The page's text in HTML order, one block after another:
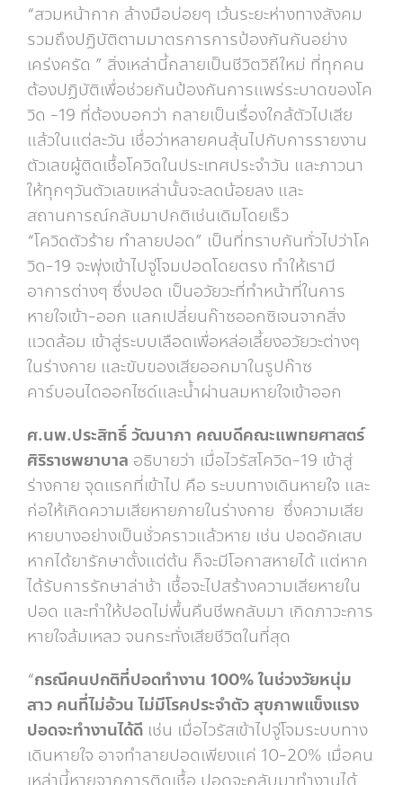
“สวมหน้ากาก ล้างมือบ่อยๆ เว้นระยะห่างทางสังคม
รวมถึงปฏิบัติตามมาตรการการป้องกันกันอย่าง
เคร่งครัด ” สิ่งเหล่านี้กลายเป็นชีวิตวิถีใหม่ ที่ทุกคน
ต้องปฏิบัติเพื่อช่วยกันป้องกันการแพร่ระบาดของโค
วิด -19 ที่ต้องบอกว่า กลายเป็นเรื่องใกล้ตัวไปเสีย
แล้วในแต่ละวัน เชื่อว่าหลายคนลุ้นไปกับการรายงาน
ตัวเลขผู้ติดเชื้อโควิดในประเทศประจำวัน และภาวนา
ให้ทุกๆวันตัวเลขเหล่านั้นจะลดน้อยลง และ
สถานการณ์กลับมาปกติเช่นเดิมโดยเร็ว
“โควิดตัวร้าย ทำลายปอด” เป็นที่ทราบกันทั่วไปว่าโค
วิด-19 จะพุ่งเข้าไปจู่โจมปอดโดยตรง ทำให้เรามี
อาการต่างๆ ซึ่งปอด เป็นอวัยวะที่ทำหน้าที่ในการ
หายใจเข้า-ออก แลกเปลี่ยนก๊าซออกซิเจนจากสิ่ง
แวดล้อม เข้าสู่ระบบเลือดเพื่อหล่อเลี้ยงอวัยวะต่างๆ
ในร่างกาย และขับของเสียออกมาในรูปก๊าซ
คาร์บอนไดออกไซด์และน้ำผ่านลมหายใจเข้าออก
ศ.นพ.ประสิทธิ์ วัฒนาภา คณบดีคณะแพทยศาสตร์
ศิริราชพยาบาล อธิบายว่า เมื่อไวรัสโควิด-19 เข้าสู่
ร่างกาย จุดแรกที่เข้าไป คือ ระบบทางเดินหายใจ และ
ก่อให้เกิดความเสียหายภายในร่างกาย ซึ่งความเสีย
หายบางอย่างเป็นชั่วคราวแล้วหาย เช่น ปอดอักเสบ
หากได้ยารักษาตั้งแต่ต้น ก็จะมีโอกาสหายได้ แต่หาก
ได้รับการรักษาล่าช้า เชื้อจะไปสร้างความเสียหายใน
ปอด และทำให้ปอดไม่พื้นคืนชีพกลับมา เกิดภาวะการ
หายใจล้มเหลว จนกระทั่งเสียชีวิตในที่สุด
“กรณีคนปกติที่ปอดทำงาน 100% ในช่วงวัยหนุ่ม
สาว คนที่ไม่อ้วน ไม่มีโรคประจำตัว สุขภาพแข็งแรง
ปอดจะทำงานได้ดี เช่น เมื่อไวรัสเข้าไปจู่โจมระบบทาง
เดินหายใจ อาจทำลายปอดเพียงแค่ 10-20% เมื่อคน